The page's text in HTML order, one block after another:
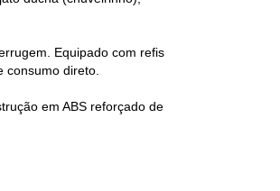
Equipado com refis
direto.
em ABS reforçado de